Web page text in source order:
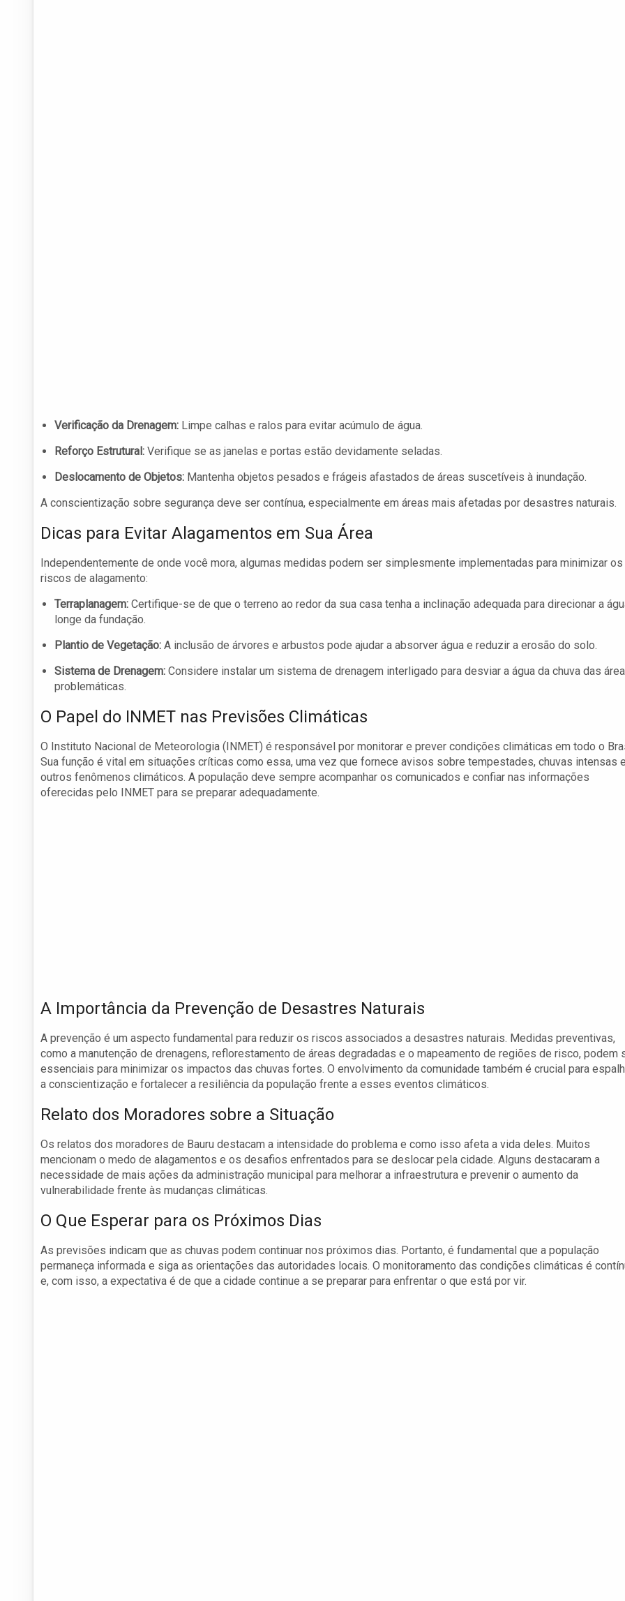
Verificação da Drenagem: Limpe calhas e ralos para evitar acúmulo de água.
Reforço Estrutural: Verifique se as janelas e portas estão devidamente seladas.
Deslocamento de Objetos: Mantenha objetos pesados e frágeis afastados de áreas suscetíveis à inundação.
A conscientização sobre segurança deve ser contínua, especialmente em áreas mais afetadas por desastres naturais.
Dicas para Evitar Alagamentos em Sua Área
Independentemente de onde você mora, algumas medidas podem ser simplesmente implementadas para minimizar os
riscos de alagamento:
Terraplanagem: Certifique-se de que o terreno ao redor da sua casa tenha a inclinação adequada para direcionar a
longe da fundação.
Plantio de Vegetação: A inclusão de árvores e arbustos pode ajudar a absorver água e reduzir a erosão do solo.
Sistema de Drenagem: Considere instalar um sistema de drenagem interligado para desviar a água da chuva das
problemáticas.
O Papel do INMET nas Previsões Climáticas
O Instituto Nacional de Meteorologia (INMET) é responsável por monitorar e prever condições climáticas em todo o
Sua função é vital em situações críticas como essa, uma vez que fornece avisos sobre tempestades, chuvas intensas
outros fenômenos climáticos. A população deve sempre acompanhar os comunicados e confiar nas informações
oferecidas pelo INMET para se preparar adequadamente.
A Importância da Prevenção de Desastres Naturais
A prevenção é um aspecto fundamental para reduzir os riscos associados a desastres naturais. Medidas preventivas,
como a manutenção de drenagens, reflorestamento de áreas degradadas e o mapeamento de regiões de risco, podem
essenciais para minimizar os impactos das chuvas fortes. O envolvimento da comunidade também é crucial para
a conscientização e fortalecer a resiliência da população frente a esses eventos climáticos.
Relato dos Moradores sobre a Situação
Os relatos dos moradores de Bauru destacam a intensidade do problema e como isso afeta a vida deles. Muitos
mencionam o medo de alagamentos e os desafios enfrentados para se deslocar pela cidade. Alguns destacaram a
necessidade de mais ações da administração municipal para melhorar a infraestrutura e prevenir o aumento da
vulnerabilidade frente às mudanças climáticas.
O Que Esperar para os Próximos Dias
As previsões indicam que as chuvas podem continuar nos próximos dias. Portanto, é fundamental que a população
permaneça informada e siga as orientações das autoridades locais. O monitoramento das condições climáticas é
e, com isso, a expectativa é de que a cidade continue a se preparar para enfrentar o que está por vir.